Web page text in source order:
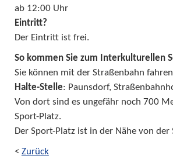
ab 12:00 Uhr
Eintritt?
Der Eintritt ist frei.
So kommen Sie zum Interkulturellen
Sie können mit der Straßenbahn
Halte-Stelle: Paunsdorf,
Von dort sind es ungefähr noch 700
Sport-Platz.
Der Sport-Platz ist in der Nähe von der
< Zurück